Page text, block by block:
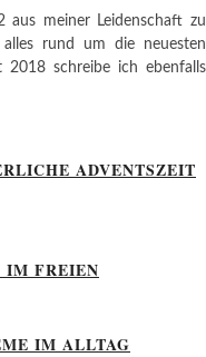
aus meiner Leidenschaft zu
rund um die neuesten
2018 schreibe ich ebenfalls
ADVENTSZEIT
IM FREIEN
IM ALLTAG